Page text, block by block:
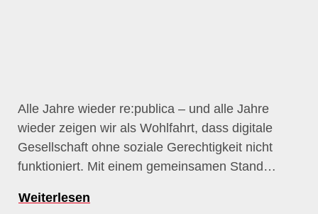
Alle Jahre wieder re:publica – und alle Jahre
wieder zeigen wir als Wohlfahrt, dass digitale
Gesellschaft ohne soziale Gerechtigkeit nicht
funktioniert. Mit einem gemeinsamen Stand…
Weiterlesen